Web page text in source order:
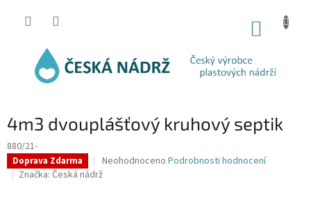
4m3 dvouplášťový kruhový septik
880/21-
Doprava Zdarma
Průměrné
hodnocení
Neohodnoceno Podrobnosti hodnocení
Značka: Česká nádrž